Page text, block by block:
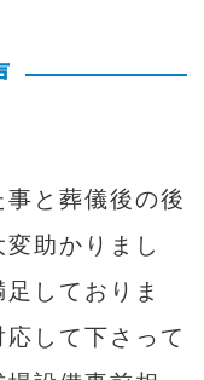
と葬儀後の後
助かりまし
しておりま
して下さって